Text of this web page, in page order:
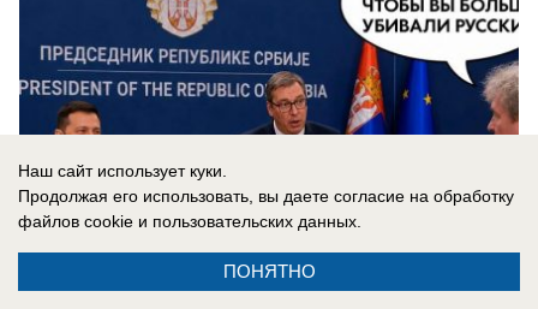
Наш сайт использует куки.
Продолжая его использовать, вы даете согласие на обработку
файлов cookie и пользовательских данных.
ПОНЯТНО